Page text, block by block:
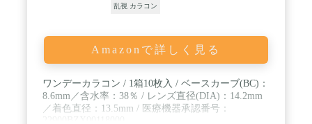
乱視 カラコン
Amazonで詳しく見る
ワンデーカラコン / 1箱10枚入 / ベースカーブ(BC)：
8.6mm／含水率：38％ / レンズ直径(DIA)：14.2mm
／着色直径：13.5mm / 医療機器承認番号：